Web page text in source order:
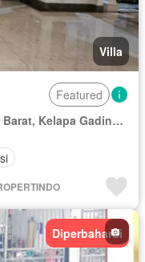
Villa
Featured
Villa Gading Indah, Kelapa Gading Barat, Kelapa Gading, Jakarta Utara, Daerah Khusus Ibukota Jakarta
Diperbaharui